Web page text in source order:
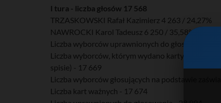
I tura - liczba głosów 17 568
TRZASKOWSKI Rafał Kazimierz 4 263 / 24,27%
NAWROCKI Karol Tadeusz 6 250 / 35,58%
Liczba wyborców uprawnionych do głosowania
Liczba wyborców, którym wydano karty do
spisie) - 17 669
Liczba wyborców głosujących na podstawie
Liczba kart ważnych - 17 674